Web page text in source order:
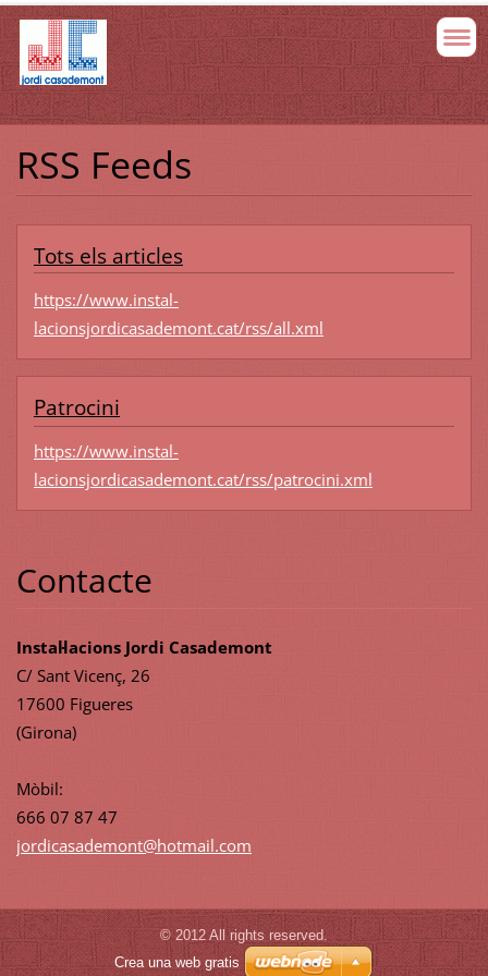
RSS Feeds
Tots els articles
https://www.instal-
lacionsjordicasademont.cat/rss/all.xml
Patrocini
https://www.instal-
lacionsjordicasademont.cat/rss/patrocini.xml
Contacte
Instal·lacions Jordi Casademont
C/ Sant Vicenç, 26
17600 Figueres
(Girona)
Mòbil:
666 07 87 47
jordicasademont@hotmail.com
© 2012 All rights reserved.
Crea una web gratis